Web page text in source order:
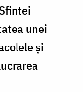
unei
și